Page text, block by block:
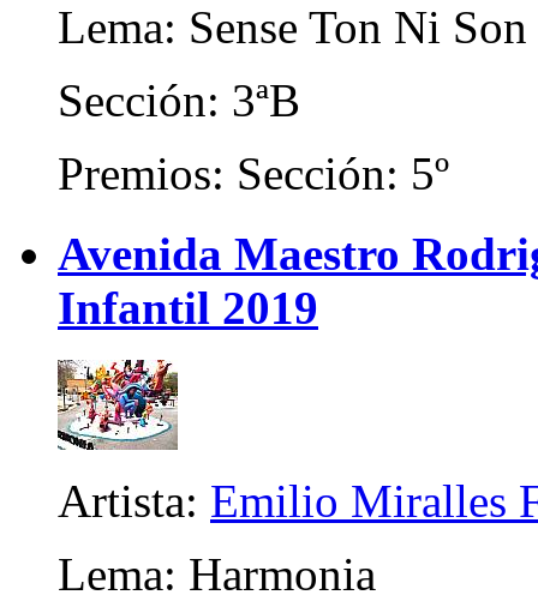
Lema: Sense Ton Ni Son
Sección: 3ªB
Premios: Sección: 5º
Avenida Maestro
Infantil 2019
Artista: Emilio Miralles
Lema: Harmonia